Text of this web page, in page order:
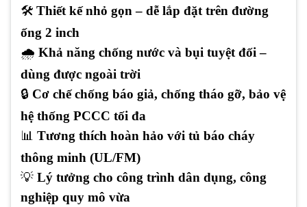
🛠️ Thiết kế nhỏ gọn – dễ lắp đặt trên đường
ống 2 inch
🌧️ Khả năng chống nước và bụi tuyệt đối –
dùng được ngoài trời
🔒 Cơ chế chống báo giả, chống tháo gỡ, bảo vệ
hệ thống PCCC tối đa
📊 Tương thích hoàn hảo với tủ báo cháy
thông minh (UL/FM)
💡 Lý tưởng cho công trình dân dụng, công
nghiệp quy mô vừa